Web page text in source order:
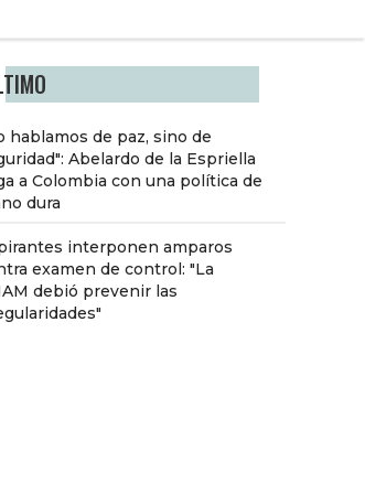
hablamos de paz, sino de
Abelardo de la Espriella
a Colombia con una política de
dura
interponen amparos
examen de control: "La
debió prevenir las